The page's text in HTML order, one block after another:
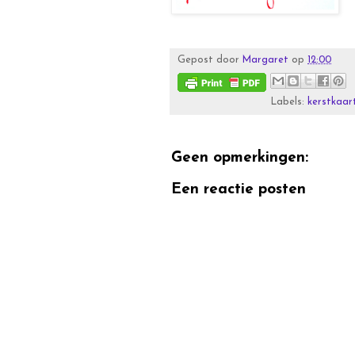
Gepost door Margaret op 12:00
Labels:
Geen opmerkingen:
Een reactie posten